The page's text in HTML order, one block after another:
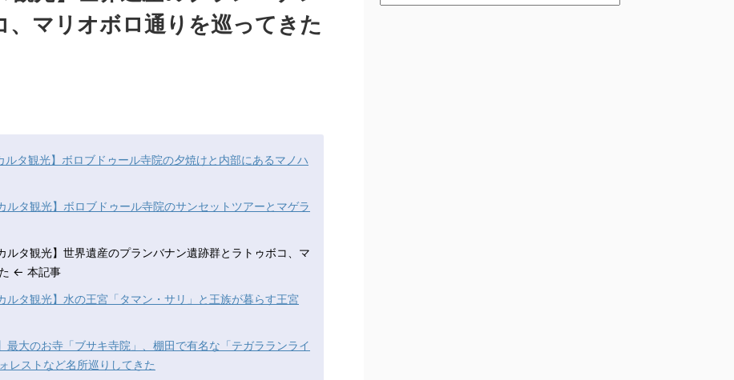
、マリオボロ通りを巡ってきた
ルタ観光】ボロブドゥール寺院の夕焼けと内部にあるマノハ
ルタ観光】ボロブドゥール寺院のサンセットツアーとマゲラ
タ観光】世界遺産のプランバナン遺跡群とラトゥボコ、マ
← 本記事
ルタ観光】水の王宮「タマン・サリ」と王族が暮らす王宮
最大のお寺「ブサキ寺院」、棚田で有名な「テガラランライ
レストなど名所巡りしてきた